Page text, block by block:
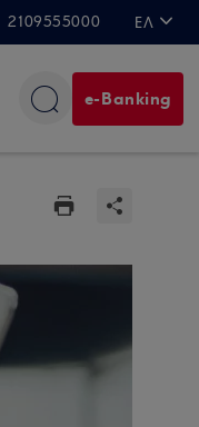
2109555000 ΕΛ
e-Banking